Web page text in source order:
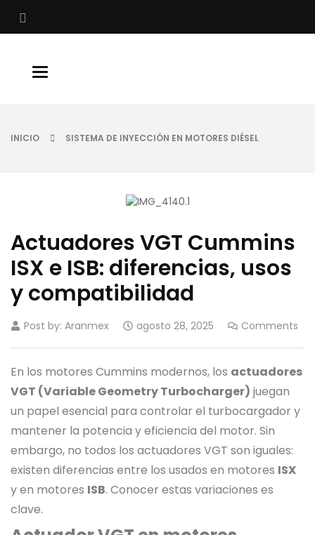
Toggle
INICIO SISTEMA DE INYECCIÓN EN MOTORES DIÉSEL
Actuadores VGT Cummins
ISX e ISB: diferencias, usos
y compatibilidad
Post by: Aranmex agosto 28, 2025 Comments
En los motores Cummins modernos, los actuadores
VGT (Variable Geometry Turbocharger) juegan
un papel esencial para controlar el turbocargador y
mantener la potencia y eficiencia del motor. Sin
embargo, no todos los actuadores VGT son iguales:
existen diferencias entre los usados en motores ISX
y en motores ISB. Conocer estas variaciones es
clave.